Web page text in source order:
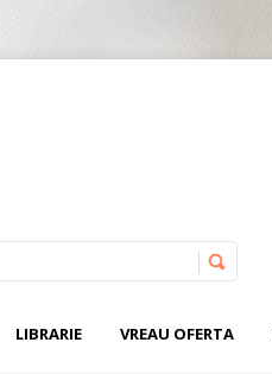
LIBRARIE VREAU OFERTA